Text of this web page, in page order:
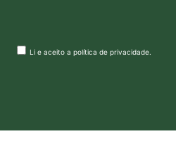
Li e aceito a política de privacidade